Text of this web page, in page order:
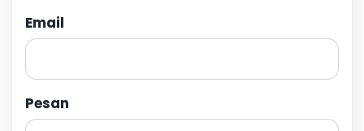
Email
Pesan